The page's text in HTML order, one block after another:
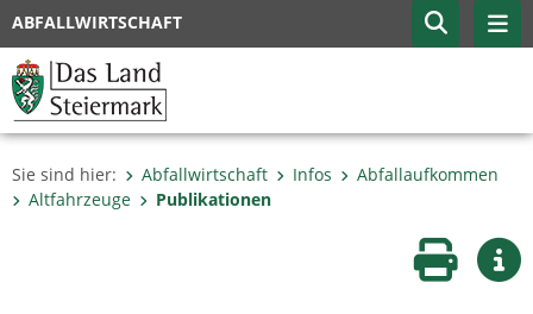
ABFALLWIRTSCHAFT
Sie sind hier: Abfallwirtschaft Infos
Abfallaufkommen
Altfahrzeuge
Publikationen
Seite